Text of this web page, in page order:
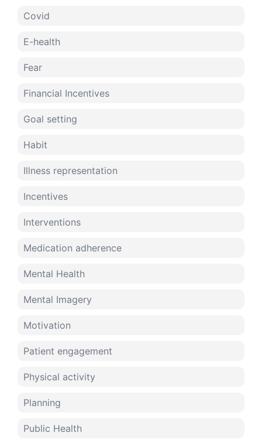
Covid
E-health
Fear
Financial Incentives
Goal setting
Habit
Illness representation
Incentives
Interventions
Medication adherence
Mental Health
Mental Imagery
Motivation
Patient engagement
Physical activity
Planning
Public Health